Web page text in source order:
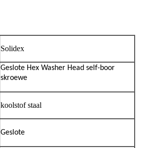
Solidex
Geslote Hex Washer Head self-boor
skroewe
koolstof staal
Geslote